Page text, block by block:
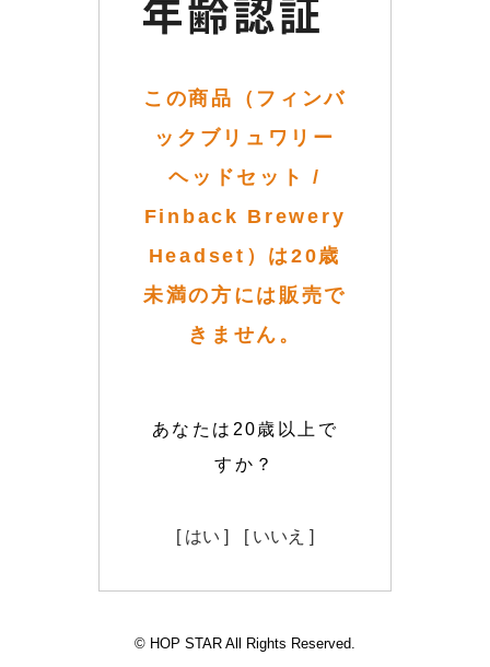
この商品（フィンバ
ックブリュワリー
ヘッドセット /
Finback Brewery
Headset）は20歳
未満の方には販売で
きません。
あなたは20歳以上で
すか？
[ はい ] [ いいえ ]
© HOP STAR All Rights Reserved.